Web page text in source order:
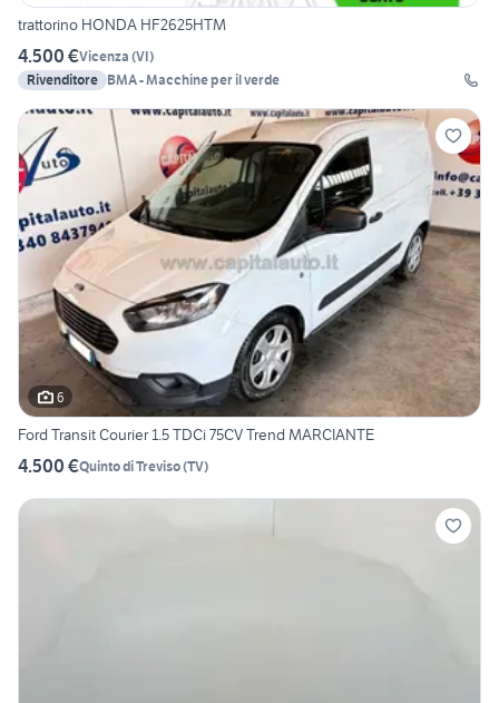
trattorino HONDA HF2625HTM
4.500 €Vicenza (VI)
Rivenditore BMA - Macchine per il verde
6
Ford Transit Courier 1.5 TDCi 75CV Trend MARCIANTE
4.500 €Quinto di Treviso(TV)